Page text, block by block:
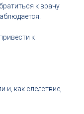
к врачу
к
и, как следствие,